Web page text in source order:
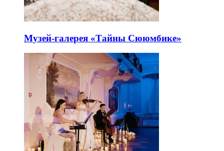
Музей-галерея «Тайны Сююмбике»